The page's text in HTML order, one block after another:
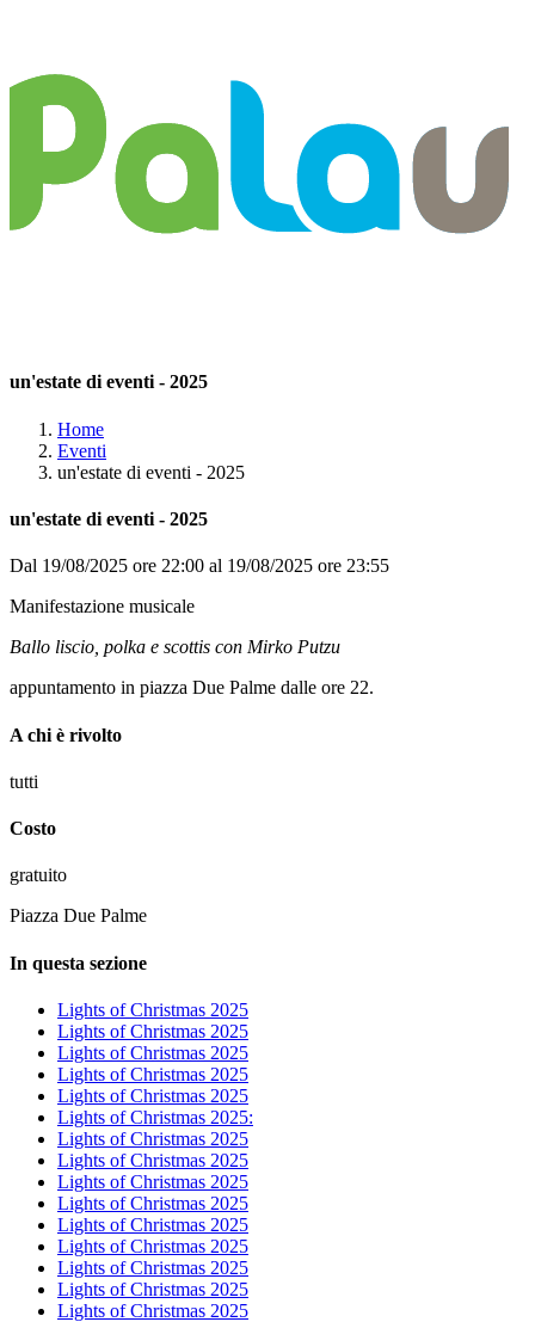
un'estate di eventi - 2025
Home
Eventi
un'estate di eventi - 2025
un'estate di eventi - 2025
Dal 19/08/2025 ore 22:00 al 19/08/2025 ore 23:55
Manifestazione musicale
Ballo liscio, polka e scottis con Mirko Putzu
appuntamento in piazza Due Palme dalle ore 22.
A chi è rivolto
tutti
Costo
gratuito
Piazza Due Palme
In questa sezione
Lights of Christmas 2025
Lights of Christmas 2025
Lights of Christmas 2025
Lights of Christmas 2025
Lights of Christmas 2025
Lights of Christmas 2025:
Lights of Christmas 2025
Lights of Christmas 2025
Lights of Christmas 2025
Lights of Christmas 2025
Lights of Christmas 2025
Lights of Christmas 2025
Lights of Christmas 2025
Lights of Christmas 2025
Lights of Christmas 2025